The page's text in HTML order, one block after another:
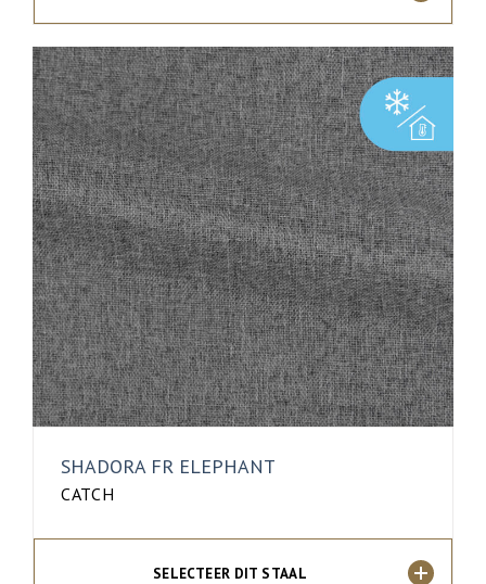
SHADORA FR ELEPHANT
CATCH
SELECTEER DIT STAAL